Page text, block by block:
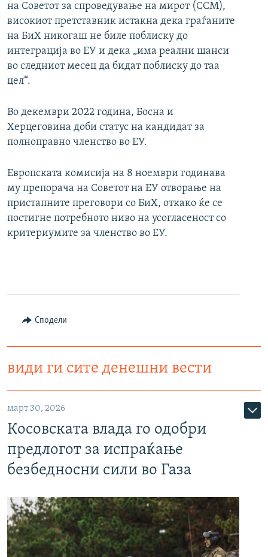
на Советот за спроведување на мирот (ССМ),
високиот претставник истакна дека граѓаните
на БиХ никогаш не биле поблиску до
интеграција во ЕУ и дека „има реални шанси
во следниот месец да бидат поблиску до таа
цел“.
Во декември 2022 година, Босна и
Херцеговина доби статус на кандидат за
полноправно членство во ЕУ.
Европската комисија на 8 ноември годинава
му препорача на Советот на ЕУ отворање на
пристапните преговори со БиХ, откако ќе се
постигне потребното ниво на усогласеност со
критериумите за членство во ЕУ.
Сподели
види ги сите денешни вести
март 30, 2026
Косовската влада го одобри
предлогот за испраќање
безбедносни сили во Газа